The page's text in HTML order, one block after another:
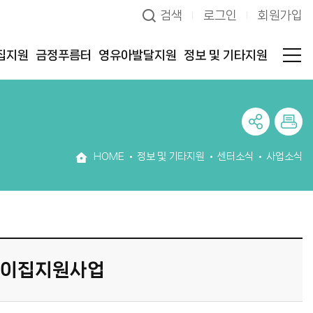
검색 로그인 회원가입
지원 금정푸름터 영유아발달지원 정보 및 기타지원
HOME 정보 및 기타지원 센터소식 사업소식
집지원사업